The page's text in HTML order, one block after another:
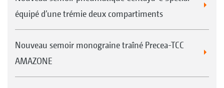
équipé d’une trémie deux compartiments
Nouveau semoir monograine traîné Precea-TCC
AMAZONE